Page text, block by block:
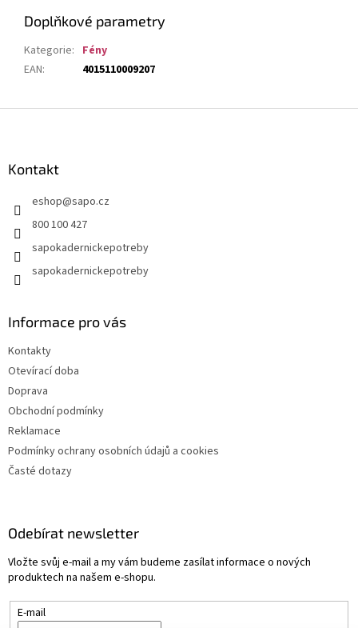
Doplňkové parametry
Kategorie: Fény
EAN: 4015110009207
Kontakt
eshop@sapo.cz
800 100 427
sapokadernickepotreby
sapokadernickepotreby
Informace pro vás
Kontakty
Otevírací doba
Doprava
Obchodní podmínky
Reklamace
Podmínky ochrany osobních údajů a cookies
Časté dotazy
Odebírat newsletter
Vložte svůj e-mail a my vám budeme zasílat informace o nových
produktech na našem e-shopu.
E-mail